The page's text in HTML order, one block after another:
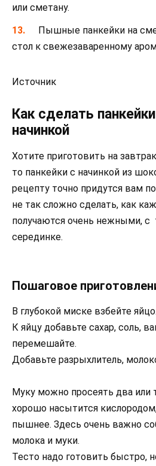
или сметану.
Пышные панкейки на
стол к свежезаваренному
Источник
Как сделать
начинкой
Хотите приготовить на
то панкейки с начинкой из
рецепту точно придутся вам
не так сложно сделать, как
получаются очень нежными, с
серединке.
Пошаговое
В глубокой миске взбейте яйцо.
К яйцу добавьте сахар, соль,
перемешайте.
Добавьте разрыхлитель,
Муку можно просеять два или
хорошо насытится
пышнее. Здесь очень важно
молока и муки.
Тесто надо готовить быстро,